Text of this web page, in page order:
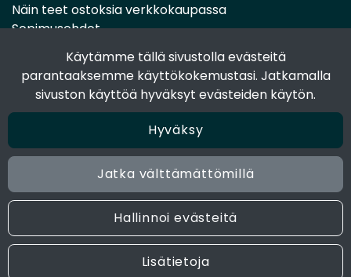
Käytämme tällä sivustolla evästeitä
parantaaksemme käyttökokemustasi. Jatkamalla
sivuston käyttöä hyväksyt evästeiden käytön.
Hyväksy
Jatka välttämättömillä
Hallinnoi evästeitä
Lisätietoja
Näin teet ostoksia verkkokaupassa
Sopimusehdot
Toimitustavat
Maksutavat
Tietosuojaseloste
Seuraa sosiaalisessa mediassa
Facebook
Instagram
© 2024 Joen Tukkutiimi. All rights reserved. Site by